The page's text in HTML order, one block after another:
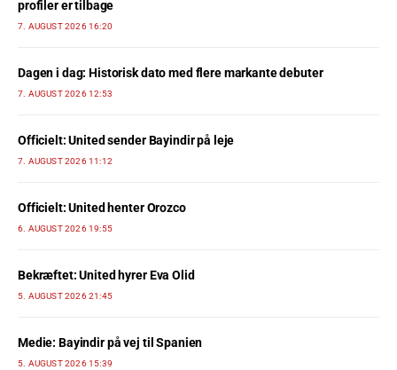
profiler er tilbage
7. AUGUST 2026 16:20
Dagen i dag: Historisk dato med flere markante debuter
7. AUGUST 2026 12:53
Officielt: United sender Bayindir på leje
7. AUGUST 2026 11:12
Officielt: United henter Orozco
6. AUGUST 2026 19:55
Bekræftet: United hyrer Eva Olid
5. AUGUST 2026 21:45
Medie: Bayindir på vej til Spanien
5. AUGUST 2026 15:39